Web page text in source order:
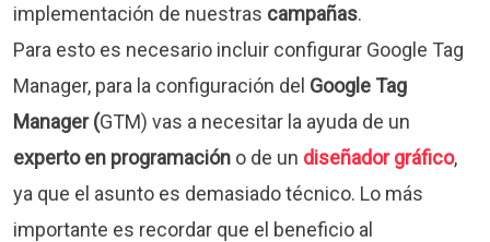
implementación de nuestras campañas.
Para esto es necesario incluir configurar Google Tag
Manager, para la configuración del Google Tag
Manager (GTM) vas a necesitar la ayuda de un
experto en programación o de un diseñador gráfico,
ya que el asunto es demasiado técnico. Lo más
importante es recordar que el beneficio al